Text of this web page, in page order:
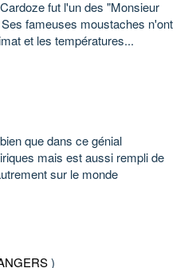
fut l'un des "Monsieur
fameuses moustaches n'ont
et les températures...
que dans ce génial
mais est aussi rempli de
sur le monde
)